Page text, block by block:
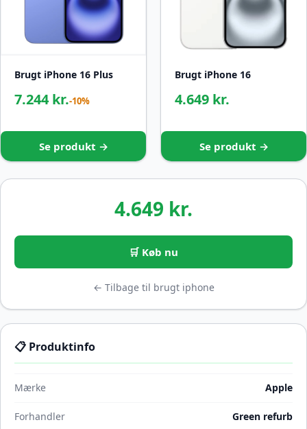
Brugt iPhone 16 Plus
7.244 kr.-10%
Se produkt →
Brugt iPhone 16
4.649 kr.
Se produkt →
4.649 kr.
🛒 Køb nu
← Tilbage til brugt iphone
📋 Produktinfo
Mærke Apple
Forhandler Green refurb